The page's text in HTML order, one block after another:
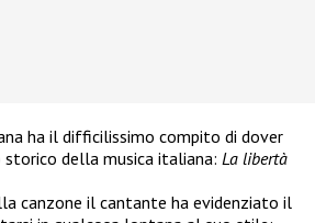
ha il difficilissimo compito di dover
della musica italiana: La libertà
canzone il cantante ha evidenziato il